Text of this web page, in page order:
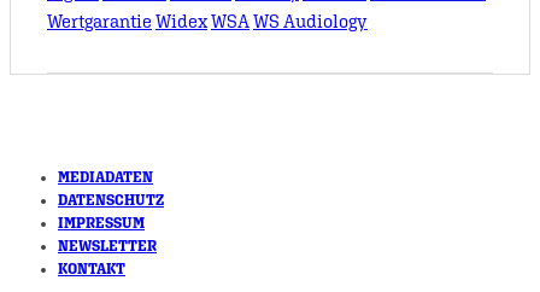
Wertgarantie WidexWSA WS Audiology
MEDIADATEN
DATENSCHUTZ
IMPRESSUM
NEWSLETTER
KONTAKT